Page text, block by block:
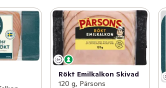
Rökt Emilkalkon Skivad
120 g, Pärsons